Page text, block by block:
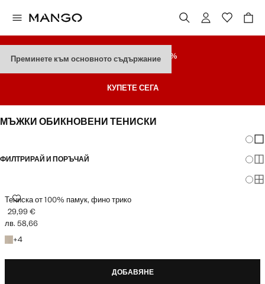
Преминете към основното съдържание
РАЗПРОДАЖБАДО 70%
КУПЕТЕ СЕГА
МЪЖКИ ОБИКНОВЕНИ ТЕНИСКИ
ФИЛТРИРАЙ И ПОРЪЧАЙ
Тениска от 100% памук, фино трико
ТЕНИСКА ОТ 100% ПАМУК, ФИНО ТРИКО
Текуща цена [29,99 € лв. 58,66]
29,99 €
лв. 58,66
+4
+4 цвята
ДОБАВЯНЕ